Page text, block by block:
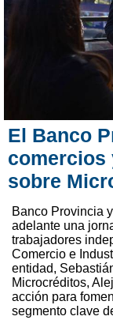
El Banco
comercios
sobre
Banco Provincia
adelante una
trabajadores
Comercio e
entidad,
Microcréditos,
acción para
segmento clave